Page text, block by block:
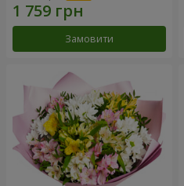
Замовити